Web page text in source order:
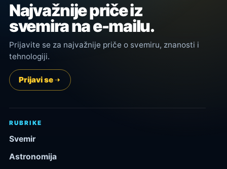
Najvažnije priče iz
svemira na e-mailu.
Prijavite se za najvažnije priče o svemiru, znanosti i
tehnologiji.
Prijavi se
RUBRIKE
Svemir
Astronomija